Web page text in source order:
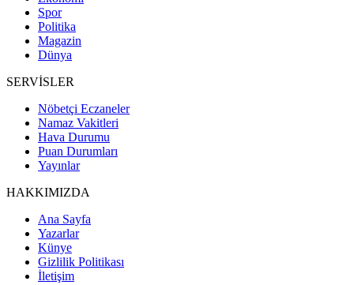
Spor
Politika
Magazin
Dünya
SERVİSLER
Nöbetçi Eczaneler
Namaz Vakitleri
Hava Durumu
Puan Durumları
Yayınlar
HAKKIMIZDA
Ana Sayfa
Yazarlar
Künye
Gizlilik Politikası
İletişim